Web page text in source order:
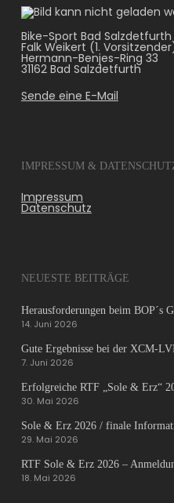
Bike-Sport Bad Salzdetfurth
Falk Weikert (1.
Hermann-Benjes-Ring 33
31162 Bad Salzdetfurth
Sende eine E-Mail
IMPRESSUM &
Impressum
Datenschutz
NEUESTE BEITRÄGE
Herausforderungen beim BOP´s
14. Juni 2026
Gute Ergebnisse bei der XCM-
7. Juni 2026
Erfolgreiche RTF „Sole & Erz“
30. Mai 2026
Sole & Erz 2026 / finale
29. Mai 2026
RTF Sole & Erz 2026 –
18. Mai 2026